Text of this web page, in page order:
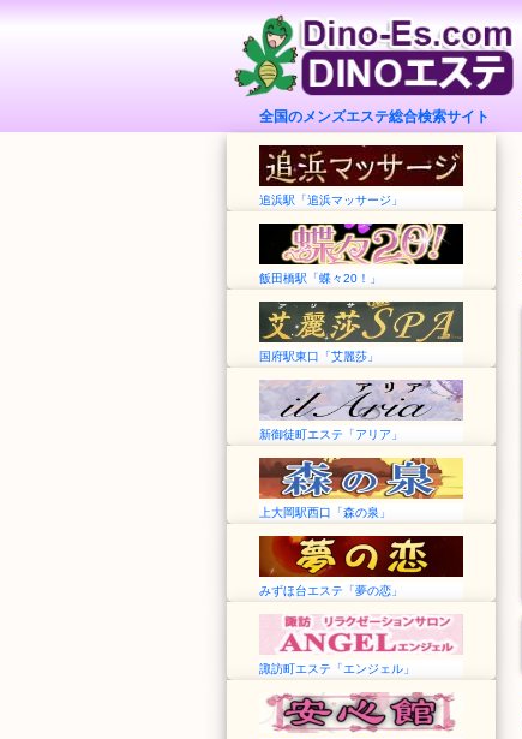
全国のメンズエステ総合検索サイト
追浜駅「追浜マッサージ」
飯田橋駅「蝶々20！」
国府駅東口「艾麗莎」
新御徒町エステ「アリア」
上大岡駅西口「森の泉」
みずほ台エステ「夢の恋」
諏訪町エステ「エンジェル」